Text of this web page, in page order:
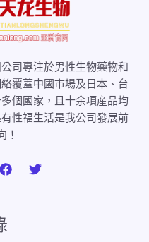
司專注於男性生物藥物和
覆蓋中國市場及日本、台
個國家，且十余項産品均
性福生活是我公司發展前
！